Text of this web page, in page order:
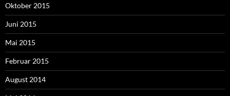
Oktober 2015
Juni 2015
Mai 2015
Februar 2015
August 2014